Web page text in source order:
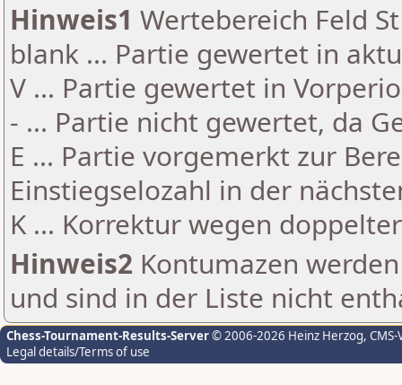
Hinweis1 Wertebereich Feld
blank ... Partie gewertet in
V ... Partie gewertet in
- ... Partie nicht gewertet, da
E ... Partie vorgemerkt zur
Einstiegselozahl in der
K ... Korrektur wegen
Hinweis2 Kontumazen
und sind in der Liste nicht
Chess-Tournament-Results-Server© 2006-2026 Heinz Herzog,
Legal details/Terms of use